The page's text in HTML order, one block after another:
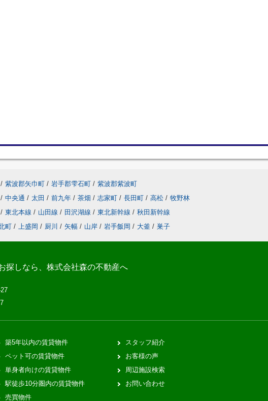
/ 紫波郡矢巾町 / 岩手郡雫石町 / 紫波郡紫波町
/ 中央通 / 太田 / 前九年 / 茶畑 / 志家町 / 長田町 / 高松 / 牧野林
/ 東北本線 / 山田線 / 田沢湖線 / 東北新幹線 / 秋田新幹線
町 / 上盛岡 / 厨川 / 矢幅 / 山岸 / 岩手飯岡 / 大釜 / 巣子
探しなら、株式会社森の不動産へ
築5年以内の賃貸物件
ペット可の賃貸物件
単身者向けの賃貸物件
駅徒歩10分圏内の賃貸物件
売買物件
スタッフ紹介
お客様の声
周辺施設検索
お問い合わせ